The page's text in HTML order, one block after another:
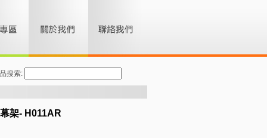
搜索:
架- H011AR